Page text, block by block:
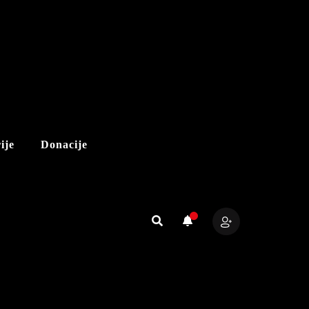
Donacije